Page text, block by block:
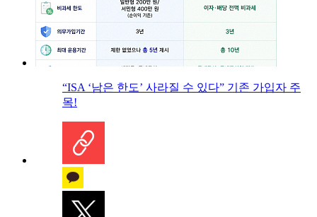
“ISA ‘남은 한도’ 사라질 수 있다” 기존 가입자 주
목!